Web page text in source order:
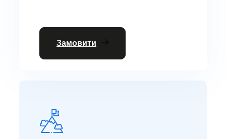
Замовити